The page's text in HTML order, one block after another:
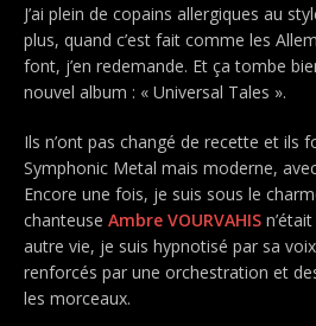
J’ai plein de copains allergiques au
plus, quand c’est fait comme les
font, j’en redemande. Et ça tombe
nouvel album : « Universal Tales ».
Ils n’ont pas changé de recette et ils
Symphonic Metal mais moderne,
Encore une fois, je suis sous le
chanteuse Ambre VOURVAHIS
autre vie, je suis hypnotisé par sa
renforcés par une orchestration et
les morceaux.